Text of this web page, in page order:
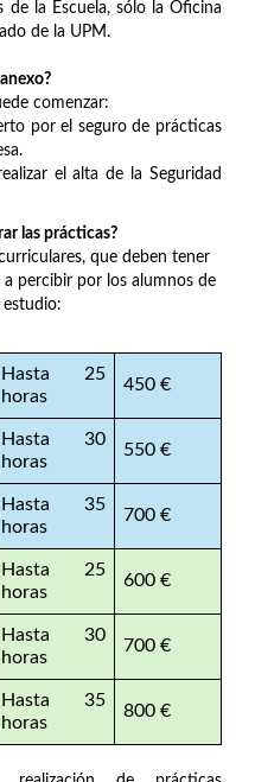
de la Escuela, sólo la Oficina
de la UPM.
comenzar:
por el seguro de prácticas
el alta de la Seguridad
las prácticas?
que deben tener
a percibir por los alumnos de
estudio:
Hasta 25
horas
450 €
Hasta 30
horas
550 €
Hasta 35
horas
700 €
Hasta 25
horas
600 €
Hasta 30
horas
700 €
Hasta 35
horas
800 €